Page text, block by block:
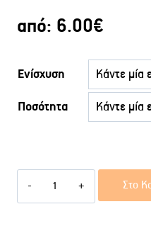
από: 6.00€
Ενίσχυση
Ποσότητα
Shave
Στο